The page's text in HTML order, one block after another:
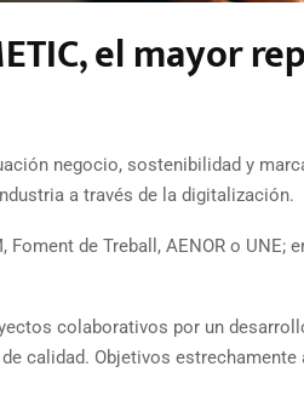
el mayor
negocio, sostenibilidad y
a través de la digitalización.
de Treball, AENOR o UNE;
colaborativos por un
calidad. Objetivos estrechamente